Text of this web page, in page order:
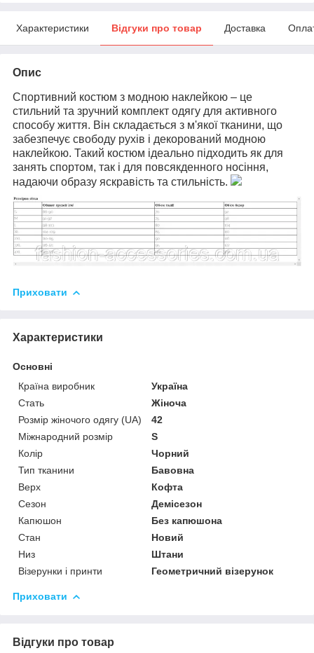
Характеристики Відгуки про товар Доставка
Опис
Спортивний костюм з модною наклейкою – це
стильний та зручний комплект одягу для активного
способу життя. Він складається з м'якої тканини, що
забезпечує свободу рухів і декорований модною
наклейкою. Такий костюм ідеально підходить як для
занять спортом, так і для повсякденного носіння,
надаючи образу яскравість та стильність.
Приховати
Характеристики
Основні
Країна виробник
Україна
Стать
Жіноча
Розмір жіночого одягу (UA)
42
Міжнародний розмір
S
Колір
Чорний
Тип тканини
Бавовна
Верх
Кофта
Сезон
Демісезон
Капюшон
Без капюшона
Стан
Новий
Низ
Штани
Візерунки і принти
Геометричний візерунок
Приховати
Відгуки про товар